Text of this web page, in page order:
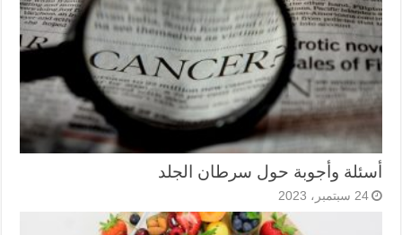
أسئلة وأجوبة حول سرطان الجلد
24 سبتمبر، 2023